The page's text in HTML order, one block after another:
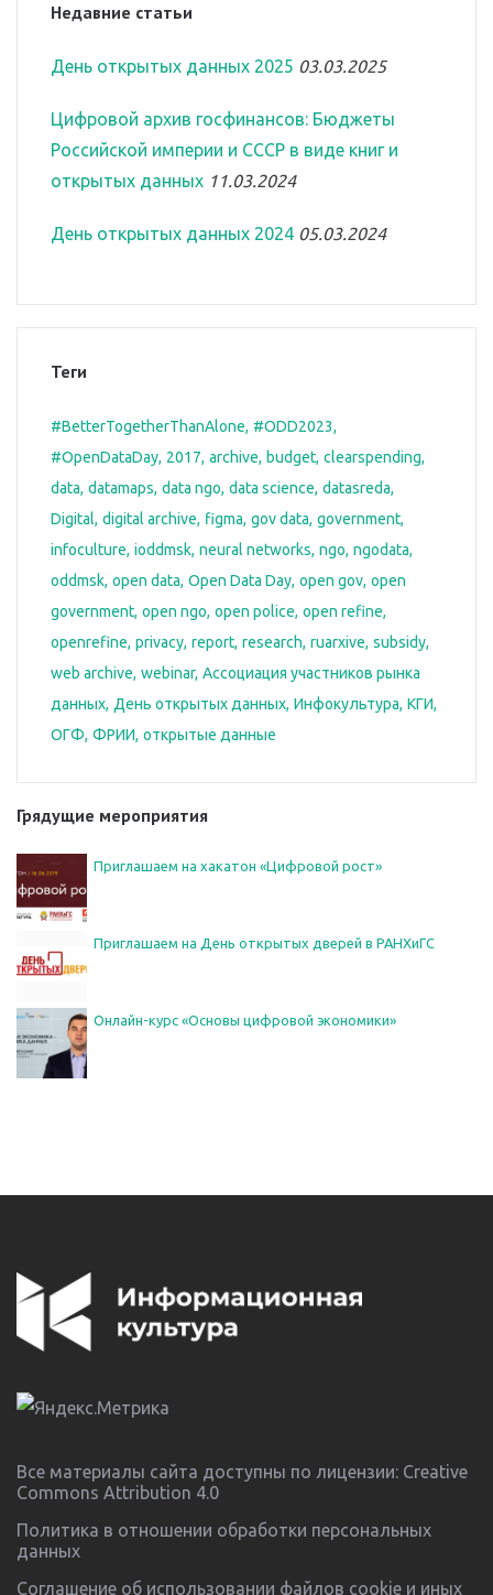
Недавние статьи
День открытых данных 2025 03.03.2025
Цифровой архив госфинансов: Бюджеты
Российской империи и СССР в виде книг и
открытых данных 11.03.2024
День открытых данных 2024 05.03.2024
Теги
#BetterTogetherThanAlone #ODD2023
#OpenDataDay 2017 archive budget clearspending
data datamaps data ngo data science datasreda
Digital digital archive figma gov data government
infoculture ioddmsk neural networks ngo ngodata
oddmsk open data Open Data Day open gov open
government open ngo open police open refine
openrefine privacy report research ruarxive subsidy
web archive webinar Ассоциация участников рынка
данных День открытых данных Инфокультура КГИ
ОГФ ФРИИ открытые данные
Грядущие мероприятия
Приглашаем на хакатон «Цифровой рост»
Приглашаем на День открытых дверей в РАНХиГС
Онлайн-курс «Основы цифровой экономики»
Все материалы сайта доступны по лицензии: Creative
Commons Attribution 4.0
Политика в отношении обработки персональных
данных
Соглашение об использовании файлов cookie и иных